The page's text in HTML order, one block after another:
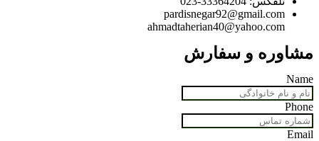
pardisnegar92@gmail.com
ahmadtaherian40@yahoo.com
مشاوره و سفارش
Name
Phone
Email